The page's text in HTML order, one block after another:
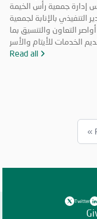
إدارة جمعية رأس الخيمة
بالإنابة لجمعية
التعاون والتنسيق بما
الخدمات للأيتام والأسر
إلى أهمية ترسيخ علاقة
Read all
«
Twitter